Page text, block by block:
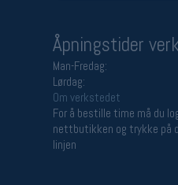
Åpningstider
Man-Fredag:
Lørdag:
Om verkstedet
For å bestille time må du
nettbutikken og trykke på
linjen